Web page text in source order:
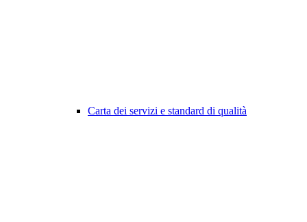
Carta dei servizi e standard di qualità